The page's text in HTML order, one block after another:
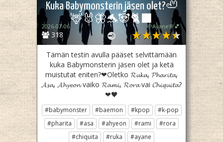
Kuka Babymonsterin jäsen olet?🦥
🦌🐰🦋🐬🐼🐈‍⬛
318
2026-07-06 🩷Ayane🌸💕
Tämän testin avulla pääset selvittämään
kuka Babymonsterin jäsen olet ja ketä
muistutat eniten?❤Oletko 𝓡𝓾𝓴𝓪, 𝓟𝓱𝓪𝓻𝓲𝓽𝓪,
𝓐𝓼𝓪, 𝓐𝓱𝔂𝓮𝓸𝓷 vaiko 𝓡𝓪𝓶𝓲, 𝓡𝓸𝓻𝓪 vai 𝓒𝓱𝓲𝓺𝓾𝓲𝓽𝓪?
❤🖤
#babymonster #baemon #kpop
#k-pop
#pharita
#asa #ahyeon #rami
#rora
#chiquita
#ruka
#ayane